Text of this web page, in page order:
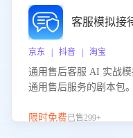
客服模拟接
京东 | 抖音 | 淘宝
通用售后客服 AI 实战
通用售后服务的剧本包
的应对要点，轻松提升
限时免费已售299+